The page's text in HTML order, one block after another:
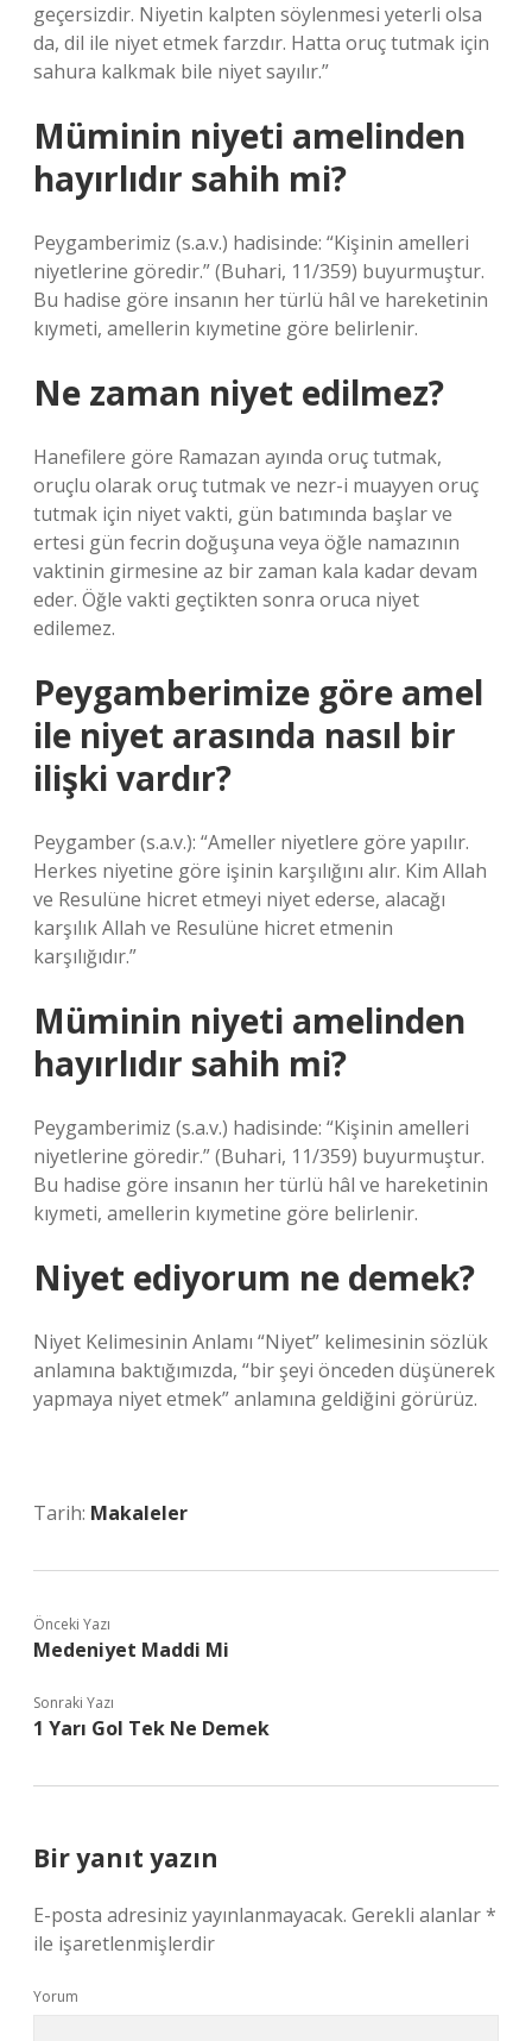
geçersizdir. Niyetin kalpten söylenmesi yeterli olsa
da, dil ile niyet etmek farzdır. Hatta oruç tutmak için
sahura kalkmak bile niyet sayılır.”
Müminin niyeti amelinden
hayırlıdır sahih mi?
Peygamberimiz (s.a.v.) hadisinde: “Kişinin amelleri
niyetlerine göredir.” (Buhari, 11/359) buyurmuştur.
Bu hadise göre insanın her türlü hâl ve hareketinin
kıymeti, amellerin kıymetine göre belirlenir.
Ne zaman niyet edilmez?
Hanefilere göre Ramazan ayında oruç tutmak,
oruçlu olarak oruç tutmak ve nezr-i muayyen oruç
tutmak için niyet vakti, gün batımında başlar ve
ertesi gün fecrin doğuşuna veya öğle namazının
vaktinin girmesine az bir zaman kala kadar devam
eder. Öğle vakti geçtikten sonra oruca niyet
edilemez.
Peygamberimize göre amel
ile niyet arasında nasıl bir
ilişki vardır?
Peygamber (s.a.v.): “Ameller niyetlere göre yapılır.
Herkes niyetine göre işinin karşılığını alır. Kim Allah
ve Resulüne hicret etmeyi niyet ederse, alacağı
karşılık Allah ve Resulüne hicret etmenin
karşılığıdır.”
Müminin niyeti amelinden
hayırlıdır sahih mi?
Peygamberimiz (s.a.v.) hadisinde: “Kişinin amelleri
niyetlerine göredir.” (Buhari, 11/359) buyurmuştur.
Bu hadise göre insanın her türlü hâl ve hareketinin
kıymeti, amellerin kıymetine göre belirlenir.
Niyet ediyorum ne demek?
Niyet Kelimesinin Anlamı “Niyet” kelimesinin sözlük
anlamına baktığımızda, “bir şeyi önceden düşünerek
yapmaya niyet etmek” anlamına geldiğini görürüz.
Tarih: Makaleler
Önceki Yazı
Medeniyet Maddi Mi
Sonraki Yazı
1 Yarı Gol Tek Ne Demek
Bir yanıt yazın
E-posta adresiniz yayınlanmayacak. Gerekli alanlar*
ile işaretlenmişlerdir
Yorum